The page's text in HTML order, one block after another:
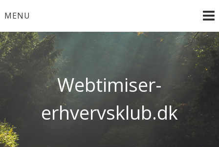
toMENU
Webtimiser-
erhvervsklub.dk